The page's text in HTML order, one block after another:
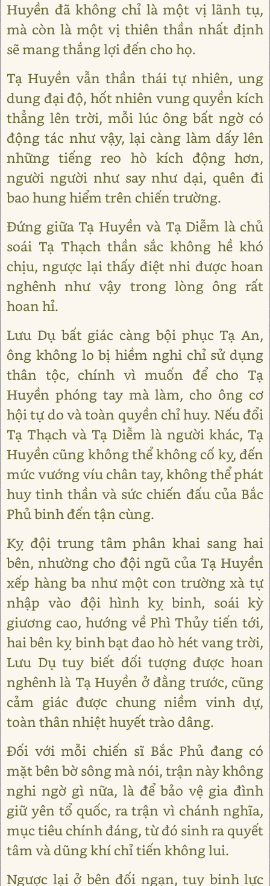
Huyền đã không chỉ là một vị lãnh tụ,
mà còn là một vị thiên thần nhất định
sẽ mang thắng lợi đến cho họ.
Tạ Huyền vẫn thần thái tự nhiên, ung
dung đại độ, hốt nhiên vung quyền kích
thẳng lên trời, mỗi lúc ông bất ngờ có
động tác như vậy, lại càng làm dấy lên
những tiếng reo hò kích động hơn,
người người như say như dại, quên đi
bao hung hiểm trên chiến trường.
Đứng giữa Tạ Huyền và Tạ Diễm là chủ
soái Tạ Thạch thần sắc không hề khó
chịu, ngược lại thấy điệt nhi được hoan
nghênh như vậy trong lòng ông rất
hoan hỉ.
Lưu Dụ bất giác càng bội phục Tạ An,
ông không lo bị hiềm nghi chỉ sử dụng
thân tộc, chính vì muốn để cho Tạ
Huyền phóng tay mà làm, cho ông cơ
hội tự do và toàn quyền chỉ huy. Nếu đổi
Tạ Thạch và Tạ Diễm là người khác, Tạ
Huyền cũng không thể không cố kỵ, đến
mức vướng víu chân tay, không thể phát
huy tinh thần và sức chiến đấu của Bắc
Phủ binh đến tận cùng.
Kỵ đội trung tâm phân khai sang hai
bên, nhường cho đội ngũ của Tạ Huyền
xếp hàng ba như một con trường xà tự
nhập vào đội hình kỵ binh, soái kỳ
giương cao, hướng về Phì Thủy tiến tới,
hai bên kỵ binh bạt đao hò hét vang trời,
Lưu Dụ tuy biết đối tượng được hoan
nghênh là Tạ Huyền ở đằng trước, cũng
cảm giác được chung niềm vinh dự,
toàn thân nhiệt huyết trào dâng.
Đối với mỗi chiến sĩ Bắc Phủ đang có
mặt bên bờ sông mà nói, trận này không
nghi ngờ gì nữa, là để bảo vệ gia đình
giữ yên tổ quốc, ra trận vì chánh nghĩa,
mục tiêu chính đáng, từ đó sinh ra quyết
tâm và dũng khí chỉ tiến không lui.
Ngược lại ở bên đối ngạn, tuy binh lực